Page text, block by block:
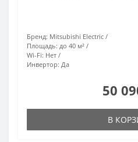
Бренд: Mitsubishi Electric
Площадь: до 40 м²
Wi-Fi: Нет
Инвертор: Да
50
В